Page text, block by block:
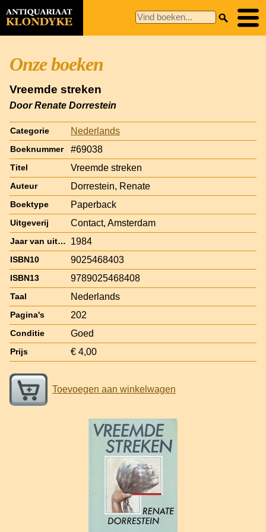
Onze boeken
Vreemde streken
Door Renate Dorrestein
Categorie Nederlands
Boeknummer #69038
Titel Vreemde streken
Auteur Dorrestein, Renate
Boektype Paperback
Uitgeverij Contact, Amsterdam
Jaar van uitgave 1984
ISBN10 9025468403
ISBN13 9789025468408
Taal Nederlands
Pagina's 202
Conditie Goed
Prijs € 4,00
Toevoegen aan winkelwagen